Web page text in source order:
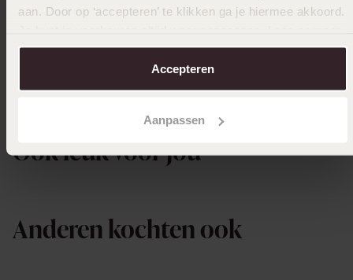
aan. Door op ‘accepteren’ te klikken ga je hiermee akkoord.
over in onscookiebeleid.
Accepteren
Aanpassen
Ook leuk voor jou
Anderen kochten ook